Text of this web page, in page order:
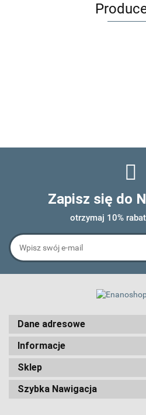
Zapisz się do
otrzymaj 10%
Dane adresowe
Informacje
Sklep
Szybka Nawigacja